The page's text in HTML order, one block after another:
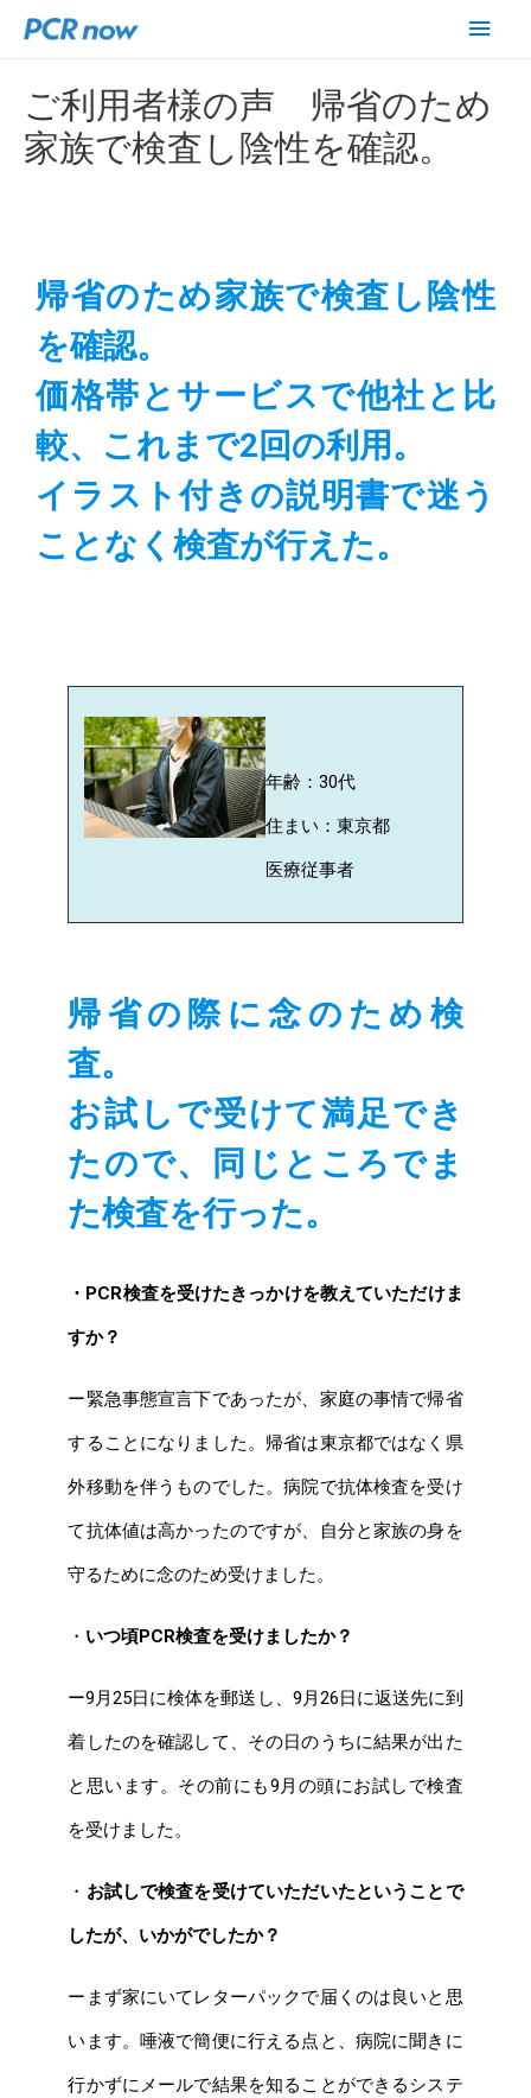
ご利用者様の声 帰省のため
家族で検査し陰性を確認。
帰省のため家族で検査し陰性
を確認。
価格帯とサービスで他社と比
較、これまで2回の利用。
イラスト付きの説明書で迷う
ことなく検査が行えた。
年齢：30代
住まい：東京都
医療従事者
帰省の際に念のため検
査。
お試しで受けて満足でき
たので、同じところでま
た検査を行った。
・PCR検査を受けたきっかけを教えていただけま
すか？
ー緊急事態宣言下であったが、家庭の事情で帰省
することになりました。帰省は東京都ではなく県
外移動を伴うものでした。病院で抗体検査を受け
て抗体値は高かったのですが、自分と家族の身を
守るために念のため受けました。
・ いつ頃PCR検査を受けましたか？
ー9月25日に検体を郵送し、9月26日に返送先に到
着したのを確認して、その日のうちに結果が出た
と思います。その前にも9月の頭にお試しで検査
を受けました。
・ お試しで検査を受けていただいたということで
したが、いかがでしたか？
ーまず家にいてレターパックで届くのは良いと思
います。唾液で簡便に行える点と、病院に聞きに
行かずにメールで結果を知ることができるシステ